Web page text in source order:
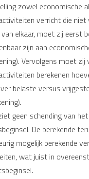
zowel economische
verricht die niet
elkaar, moet zij eerst
zijn aan
Vervolgens moet zij
berekenen
belaste versus
geen schending van
De berekende
mogelijk berekende
wat juist in